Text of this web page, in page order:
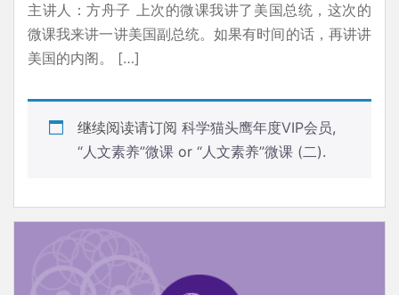
主讲人：方舟子 上次的微课我讲了美国总统，这次的
微课我来讲一讲美国副总统。如果有时间的话，再讲讲
美国的内阁。 […]
继续阅读请订阅 科学猫头鹰年度VIP会员,
“人文素养”微课 or “人文素养”微课 (二).